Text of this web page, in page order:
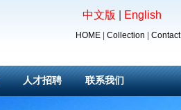
中文版 English
HOME Collection Contact
人才招聘 联系我们